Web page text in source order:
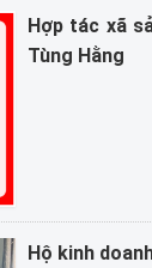
Hợp tác xã
Tùng Hằng
Hộ kinh